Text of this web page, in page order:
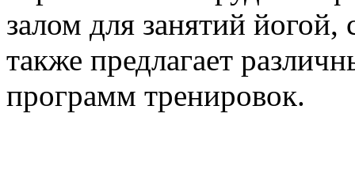
залом для занятий
также предлагает
программ тренировок.